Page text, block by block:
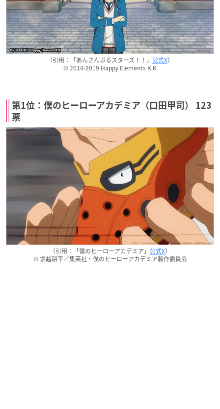
（引用：「あんさんぶるスターズ！！」 公式X）
© 2014-2019 Happy Elements K.K
第1位：僕のヒーローアカデミア（口田甲司） 123
票
（引用：「僕のヒーローアカデミア」 公式X）
© 堀越耕平／集英社・僕のヒーローアカデミア製作委員会